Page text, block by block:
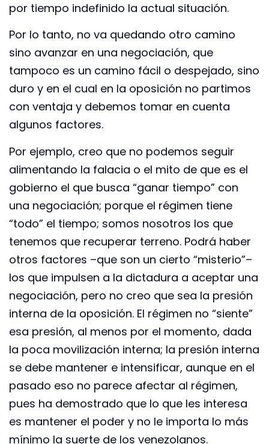
por tiempo indefinido la actual situación.
Por lo tanto, no va quedando otro camino
sino avanzar en una negociación, que
tampoco es un camino fácil o despejado, sino
duro y en el cual en la oposición no partimos
con ventaja y debemos tomar en cuenta
algunos factores.
Por ejemplo, creo que no podemos seguir
alimentando la falacia o el mito de que es el
gobierno el que busca “ganar tiempo” con
una negociación; porque el régimen tiene
“todo” el tiempo; somos nosotros los que
tenemos que recuperar terreno. Podrá haber
otros factores –que son un cierto “misterio”–
los que impulsen a la dictadura a aceptar una
negociación, pero no creo que sea la presión
interna de la oposición. El régimen no “siente”
esa presión, al menos por el momento, dada
la poca movilización interna; la presión interna
se debe mantener e intensificar, aunque en el
pasado eso no parece afectar al régimen,
pues ha demostrado que lo que les interesa
es mantener el poder y no le importa lo más
mínimo la suerte de los venezolanos.